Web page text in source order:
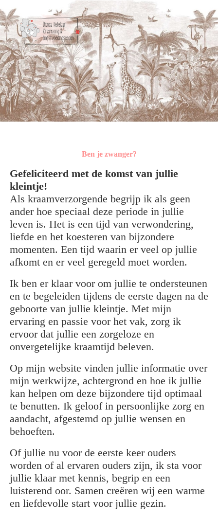
Ben je zwanger?
Gefeliciteerd met de komst van jullie
kleintje!
Als kraamverzorgende begrijp ik als geen
ander hoe speciaal deze periode in jullie
leven is. Het is een tijd van verwondering,
liefde en het koesteren van bijzondere
momenten. Een tijd waarin er veel op jullie
afkomt en er veel geregeld moet worden.
Ik ben er klaar voor om jullie te ondersteunen
en te begeleiden tijdens de eerste dagen na de
geboorte van jullie kleintje. Met mijn
ervaring en passie voor het vak, zorg ik
ervoor dat jullie een zorgeloze en
onvergetelijke kraamtijd beleven.
Op mijn website vinden jullie informatie over
mijn werkwijze, achtergrond en hoe ik jullie
kan helpen om deze bijzondere tijd optimaal
te benutten. Ik geloof in persoonlijke zorg en
aandacht, afgestemd op jullie wensen en
behoeften.
Of jullie nu voor de eerste keer ouders
worden of al ervaren ouders zijn, ik sta voor
jullie klaar met kennis, begrip en een
luisterend oor. Samen creëren wij een warme
en liefdevolle start voor jullie gezin.